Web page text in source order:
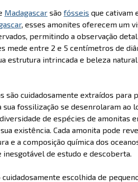
Madagascar são fósseis que cativam
, esses amonites oferecem um
permitindo a observação
mede entre 2 e 5 centímetros de
estrutura intrincada e beleza
são cuidadosamente extraídos para
sua fossilização se desenrolaram
de espécies de amonitas
existência. Cada amonita pode
e a composição química dos
inesgotável de estudo e descoberta.
escolhida de